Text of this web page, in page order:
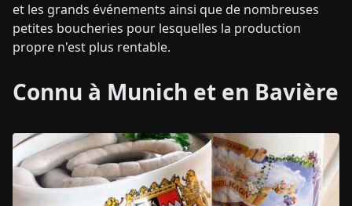
et les grands événements ainsi que de nombreuses
petites boucheries pour lesquelles la production
propre n'est plus rentable.
Connu à Munich et en Bavière